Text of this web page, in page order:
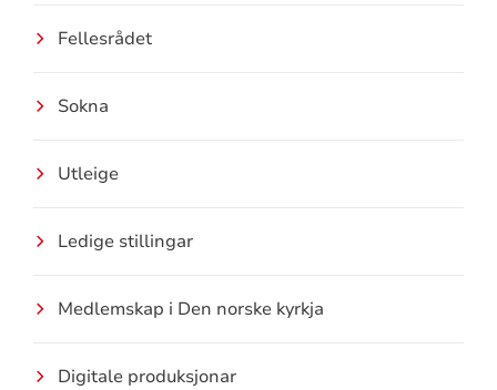
Fellesrådet
Sokna
Utleige
Ledige stillingar
Medlemskap i Den norske kyrkja
Digitale produksjonar